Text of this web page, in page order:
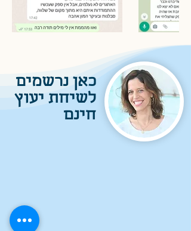
כאן נרשמים
לשיחת יעוץ
חינם